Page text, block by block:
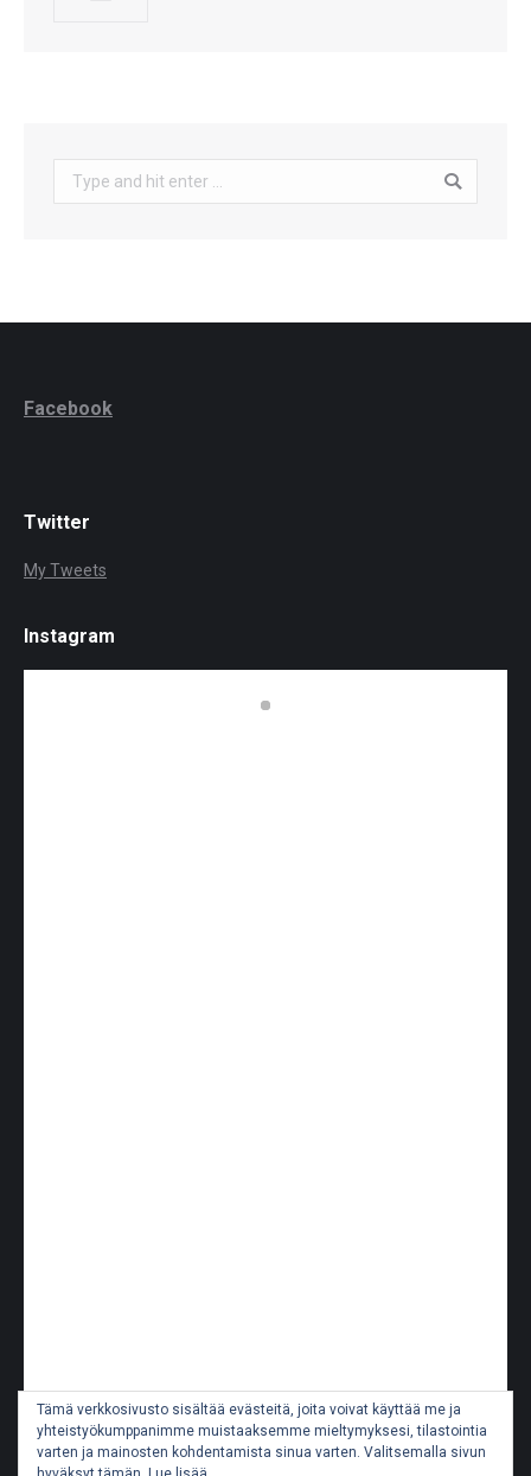
Search:
Facebook
Twitter
My Tweets
Instagram
Tämä verkkosivusto sisältää evästeitä, joita voivat käyttää me ja
yhteistyökumppanimme muistaaksemme mieltymyksesi, tilastointia
varten ja mainosten kohdentamista sinua varten. Valitsemalla sivun